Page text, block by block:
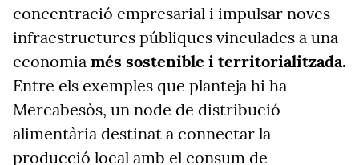
concentració empresarial i impulsar noves
infraestructures públiques vinculades a una
economia més sostenible i territorialitzada.
Entre els exemples que planteja hi ha
Mercabesòs, un node de distribució
alimentària destinat a connectar la
producció local amb el consum de